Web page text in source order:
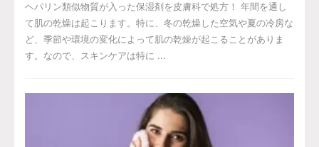
ヘパリン類似物質が入った保湿剤を皮膚科で処方！ 年間を通し
て肌の乾燥は起こります。特に、冬の乾燥した空気や夏の冷房な
ど、季節や環境の変化によって肌の乾燥が起こることがありま
す。なので、スキンケアは特に ...